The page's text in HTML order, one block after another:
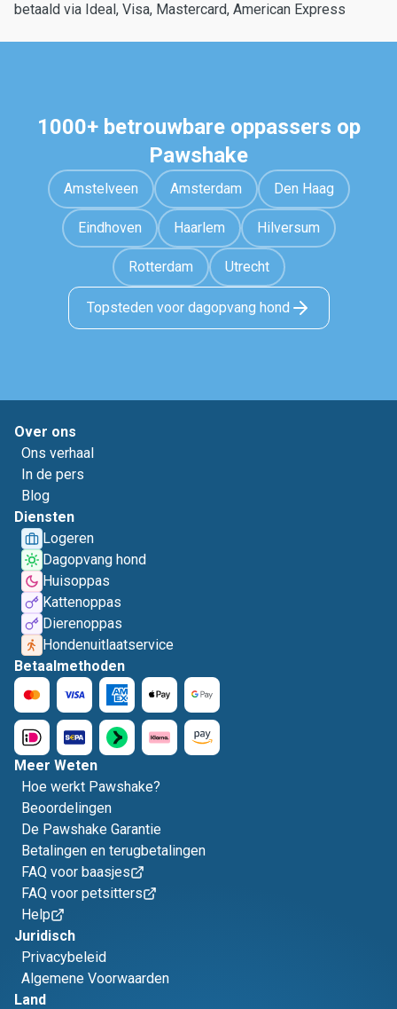
betaald via Ideal, Visa, Mastercard, American Express
1000+ betrouwbare oppassers op
Pawshake
Amstelveen Amsterdam Den Haag
Eindhoven Haarlem Hilversum
Rotterdam Utrecht
Topsteden voor dagopvang hond
Over ons
Ons verhaal
In de pers
Blog
Diensten
Logeren
Dagopvang hond
Huisoppas
Kattenoppas
Dierenoppas
Hondenuitlaatservice
Betaalmethoden
Meer Weten
Hoe werkt Pawshake?
Beoordelingen
De Pawshake Garantie
Betalingen en terugbetalingen
FAQ voor baasjes
FAQ voor petsitters
Help
Juridisch
Privacybeleid
Algemene Voorwaarden
Land